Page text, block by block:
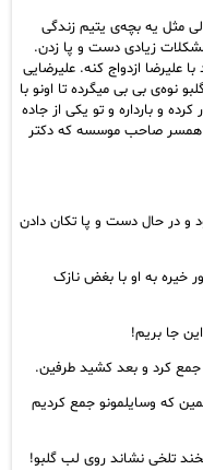
مثل یه بچه‌ی یتیم زندگی
زیادی دست و پا زدن.
علیرضا ازدواج کنه. علیرضایی
نوه‌ی بی بی میگرده تا اونو با
و بارداره و تو یکی از جاده
همسر صاحب موسسه که دکتر
در حال دست و پا تکان دادن
خیره به او با بغض نازک
جا بریم!
کرد و بعد کشید طرفین.
که وسایلمونو جمع کردیم
تلخی نشاند روی لب گلبو!